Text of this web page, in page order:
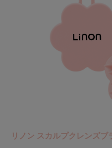
リノン スカルプクレンズブ